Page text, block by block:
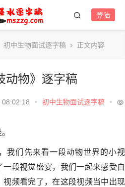
登陆
初中生物面试逐字稿 正文内容
动物》逐字稿
08:02:18 • 初中生物面试逐字稿
•
我们先来看一段动物世界的小视
段视觉盛宴，我们一起来感受自
视频看完了，在这段视频当中出现